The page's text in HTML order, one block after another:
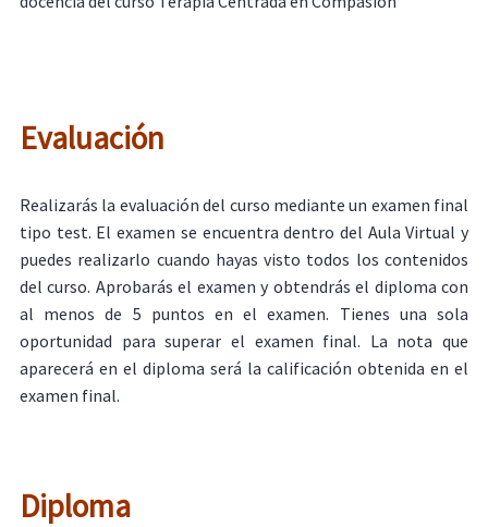
Evaluación
Realizarás la evaluación del curso mediante un examen final
tipo test. El examen se encuentra dentro del Aula Virtual y
puedes realizarlo cuando hayas visto todos los contenidos
del curso. Aprobarás el examen y obtendrás el diploma con
al menos de 5 puntos en el examen. Tienes una sola
oportunidad para superar el examen final. La nota que
aparecerá en el diploma será la calificación obtenida en el
examen final.
Diploma